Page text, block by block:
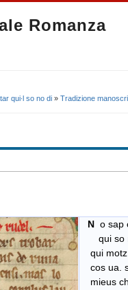
Romanza
qui∙l so no di » Tradizione
N o
qui so
qui motz
cos ua.
mieus